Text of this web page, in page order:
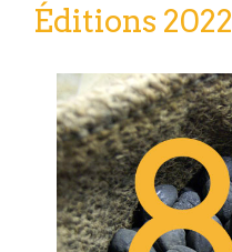
Éditions 2022